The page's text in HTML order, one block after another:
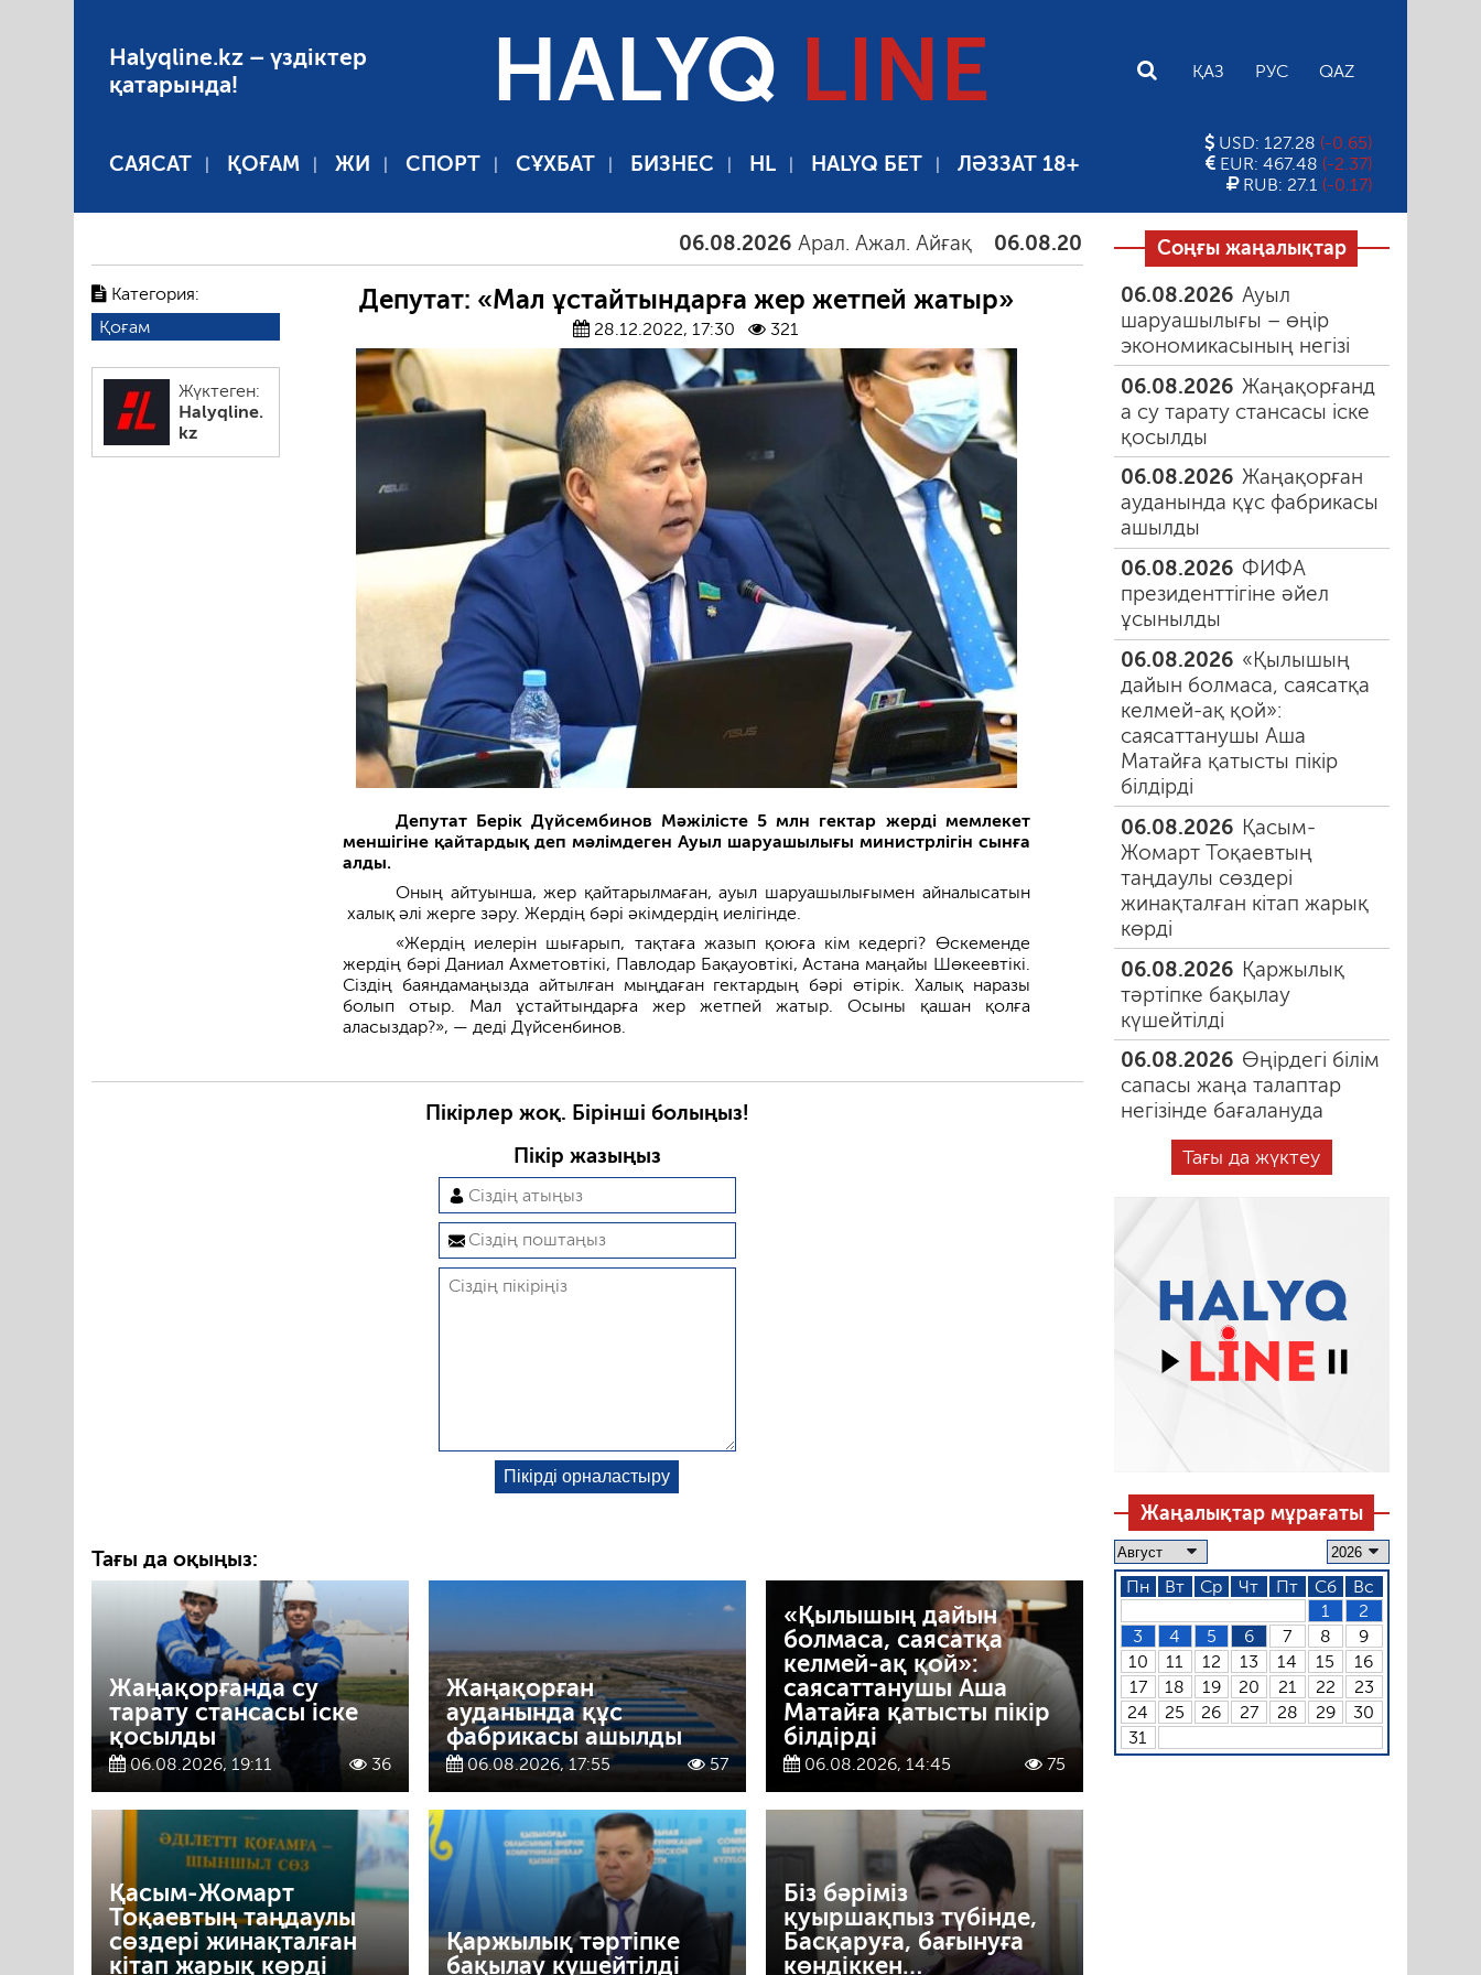
Halyqline.kz – үздіктер
қатарында!
HALYQ LINE ҚАЗ РУС QAZ
САЯСАТ ҚОҒАМ ЖИ СПОРТ СҰХБАТ БИЗНЕС HL HALYQ БЕТ ЛӘЗЗАТ 18+
USD: 127.28 (-0.65)
EUR: 467.48 (-2.37)
RUB: 27.1 (-0.17)
06.08.2026 Арал. Ажал. Айғақ 06.08.2026 Тамыздағы таңғы түтін 06.08.2026
Категория:
Қоғам
Жүктеген:
Halyqline.
kz
Депутат: «Мал ұстайтындарға жер жетпей жатыр»
28.12.2022, 17:30 321
Депутат Берік Дүйсембинов Мәжілісте 5 млн гектар жерді мемлекет
меншігіне қайтардық деп мәлімдеген Ауыл шаруашылығы министрлігін сынға
алды.
Оның айтуынша, жер қайтарылмаған, ауыл шаруашылығымен айналысатын
халық әлі жерге зәру. Жердің бәрі әкімдердің иелігінде.
«Жердің иелерін шығарып, тақтаға жазып қоюға кім кедергі? Өскеменде
жердің бәрі Даниал Ахметовтікі, Павлодар Бақауовтікі, Астана маңайы Шөкеевтікі.
Сіздің баяндамаңызда айтылған мыңдаған гектардың бәрі өтірік. Халық наразы
болып отыр. Мал ұстайтындарға жер жетпей жатыр. Осыны қашан қолға
аласыздар?», — деді Дүйсенбинов.
Пікірлер жоқ. Бірінші болыңыз!
Пікір жазыңыз
Тағы да оқыңыз:
Жаңақорғанда су
тарату стансасы іске
қосылды
06.08.2026, 19:11 36
Жаңақорған
ауданында құс
фабрикасы ашылды
06.08.2026, 17:55 57
«Қылышың дайын
болмаса, саясатқа
келмей-ақ қой»:
саясаттанушы Аша
Матайға қатысты пікір
білдірді
06.08.2026, 14:45 75
Қасым-Жомарт
Тоқаевтың таңдаулы
сөздері жинақталған
кітап жарық көрді
Қаржылық тәртіпке
бақылау күшейтілді
Біз бәріміз
қуыршақпыз түбінде,
Басқаруға, бағынуға
көндіккен…
Соңғы жаңалықтар
06.08.2026 Ауыл
шаруашылығы – өңір
экономикасының негізі
06.08.2026 Жаңақорғанд
а су тарату стансасы іске
қосылды
06.08.2026 Жаңақорған
ауданында құс фабрикасы
ашылды
06.08.2026 ФИФА
президенттігіне әйел
ұсынылды
06.08.2026 «Қылышың
дайын болмаса, саясатқа
келмей-ақ қой»:
саясаттанушы Аша
Матайға қатысты пікір
білдірді
06.08.2026 Қасым-
Жомарт Тоқаевтың
таңдаулы сөздері
жинақталған кітап жарық
көрді
06.08.2026 Қаржылық
тәртіпке бақылау
күшейтілді
06.08.2026 Өңірдегі білім
сапасы жаңа талаптар
негізінде бағалануда
Тағы да жүктеу
Жаңалықтар мұрағаты
Пн Вт Ср Чт Пт Сб
Вс
1
2
3
4 5 6 7 8
9
10
11 12 13 14 15
16
17
18 19 20 21 22
23
24
25 26 27 28 29
30
31